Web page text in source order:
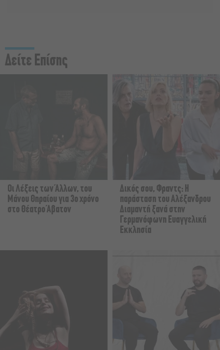
Δείτε Επίσης
Οι Λέξεις των Άλλων, του
Μάνου Θηραίου για 3ο χρόνο
στο Θέατρο Άβατον
Δικός σου, Φραντς: Η
παράσταση του Αλέξανδρου
Διαμαντή ξανά στην
Γερμανόφωνη Ευαγγελική
Εκκλησία